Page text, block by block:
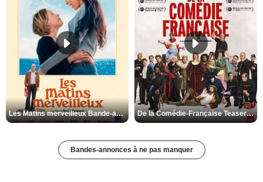
Les Matins merveilleux Bande-annonce VF De la Comédie-Française Teaser VF
Bandes-annonces à ne pas manquer